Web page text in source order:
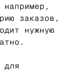
заказов,
нужную
для